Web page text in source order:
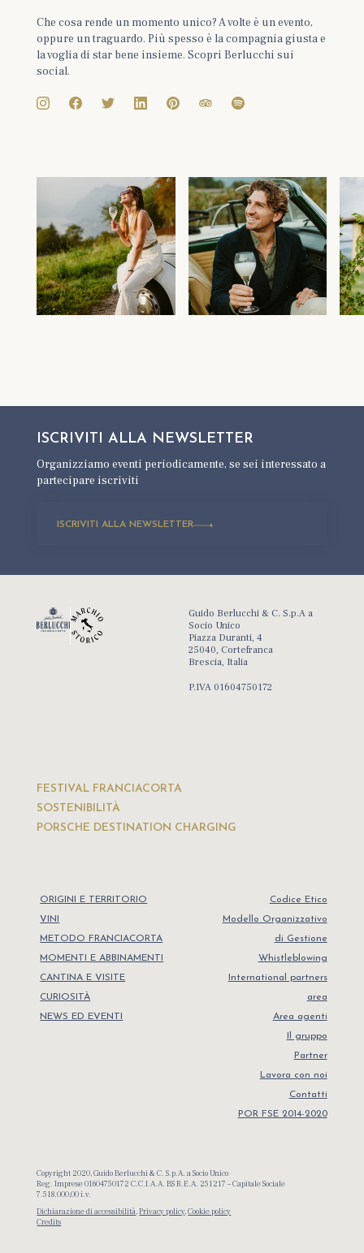
Che cosa rende un momento unico? A volte è un evento,
oppure un traguardo. Più spesso è la compagnia giusta e
la voglia di star bene insieme. Scopri Berlucchi sui
social.
ISCRIVITI ALLA NEWSLETTER
Organizziamo eventi periodicamente,se sei interessato a
partecipare iscriviti
ISCRIVITI ALLA NEWSLETTER
Guido Berlucchi & C. S.p.A a
Socio Unico
Piazza Duranti, 4
25040, Cortefranca
Brescia, Italia
P.IVA 01604750172
FESTIVAL FRANCIACORTA
SOSTENIBILITÀ
PORSCHE DESTINATION CHARGING
ORIGINI E TERRITORIO
VINI
METODO FRANCIACORTA
MOMENTI E ABBINAMENTI
CANTINA E VISITE
CURIOSITÀ
NEWS ED EVENTI
Codice Etico
Modello Organizzativo
di Gestione
Whistleblowing
International partners
area
Area agenti
Il gruppo
Partner
Lavora con noi
Contatti
POR FSE 2014-2020
Copyright 2020, Guido Berlucchi & C. S.p.A. a Socio Unico
Reg. Imprese 01604750172 C.C.I.A.A. BS R.E.A. 251217 – Capitale Sociale
7.518.000,00 i.v.
Dichiarazione di accessibilità,Privacy policy,Cookie policy
Credits